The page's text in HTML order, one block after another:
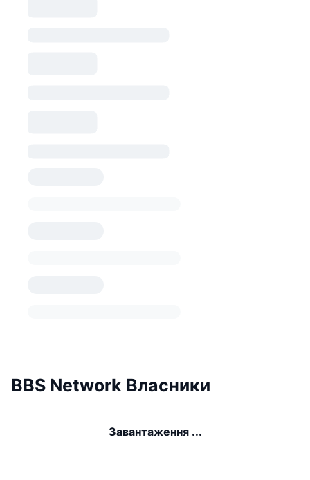
BBS Network Власники
Завантаження ...